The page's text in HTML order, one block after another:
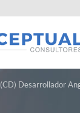
(CD) Desarrollador